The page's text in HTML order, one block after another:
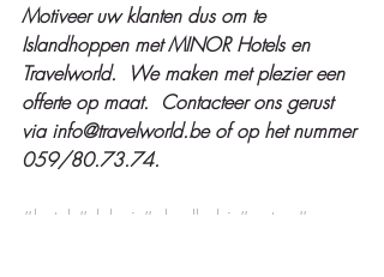
Motiveer uw klanten dus om te
Islandhoppen met MINOR Hotels en
Travelworld.  We maken met plezier een
offerte op maat.  Contacteer ons gerust
via info@travelworld.be of op het nummer
059/80.73.74.
#hotel #dubai #abudhabi #qatar
#oman